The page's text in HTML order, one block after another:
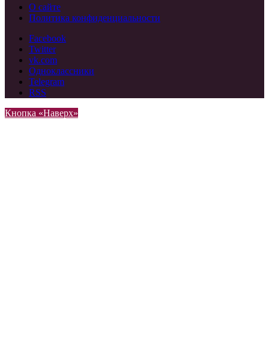
О сайте
Политика конфиденциальности
Facebook
Twitter
vk.com
Одноклассники
Telegram
RSS
Кнопка «Наверх»